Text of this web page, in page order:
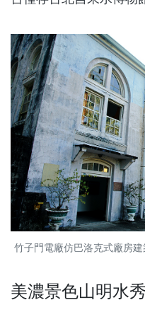
竹子門電廠仿巴洛克式廠房
美濃景色山明水秀